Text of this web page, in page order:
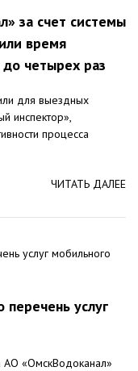
за счет системы
время
четырех раз
для выездных
инспектор»,
процесса
ЧИТАТЬ ДАЛЕЕ
услуг
«ОмскВодоканал»